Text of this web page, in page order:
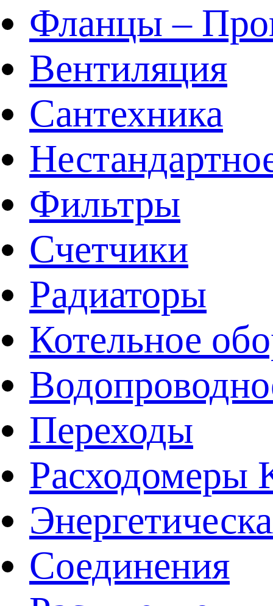
Фланцы –
Вентиляция
Сантехника
Фильтры
Счетчики
Радиаторы
Котельное
Переходы
Расходомеры
Соединения